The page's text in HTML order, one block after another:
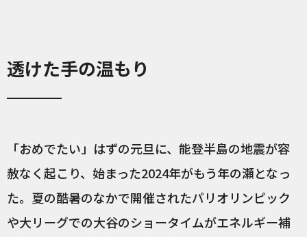
透けた手の温もり
「おめでたい」はずの元旦に、能登半島の地震が容
赦なく起こり、始まった2024年がもう年の瀬となっ
た。夏の酷暑のなかで開催されたパリオリンピック
や大リーグでの大谷のショータイムがエネルギー補